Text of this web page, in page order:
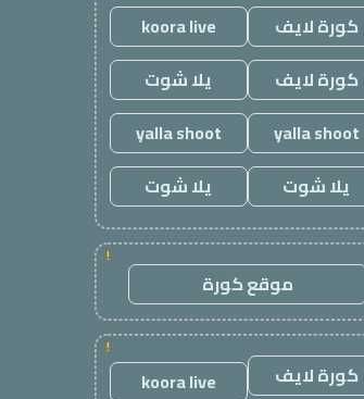
كورة لايف
koora live
كورة لايف
يلا شوت
yalla shoot
yalla shoot
يلا شوت
يلا شوت
!
موقع كورة
!
كورة لايف
koora live